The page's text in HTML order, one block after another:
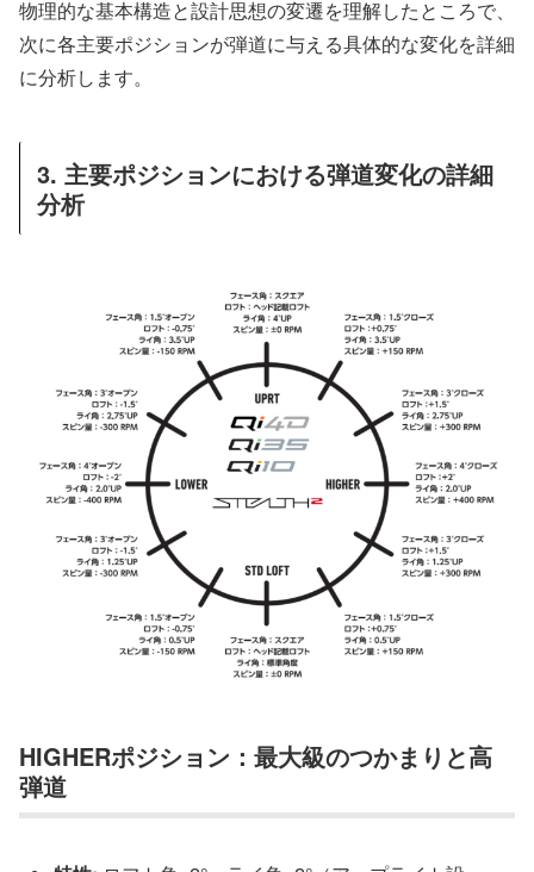
物理的な基本構造と設計思想の変遷を理解したところで、
次に各主要ポジションが弾道に与える具体的な変化を詳細
に分析します。
3. 主要ポジションにおける弾道変化の詳細
分析
HIGHERポジション：最大級のつかまりと高
弾道